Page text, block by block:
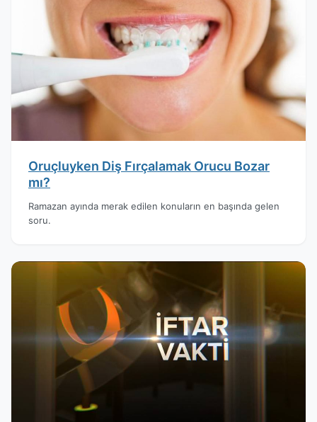
Oruçluyken Diş Fırçalamak Orucu Bozar
mı?
Ramazan ayında merak edilen konuların en başında gelen
soru.